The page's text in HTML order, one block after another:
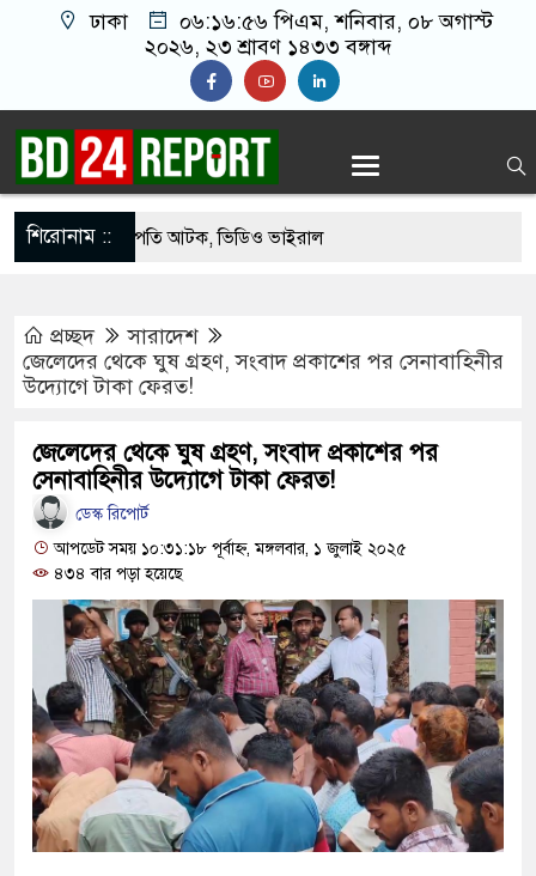
ঢাকা ০৬:১৬:৫৭ পিএম, শনিবার, ০৮ অগাস্ট
২০২৬, ২৩ শ্রাবণ ১৪৩৩ বঙ্গাব্দ
শিরোনাম ::
যুবদল সভাপতি আটক, ভিডিও ভাইরাল
দিলেন জামায়াত বহিষ্কাকৃত গাজী নজরুলের ১২
দায়ী থাকবে জামায়াত-এনসিপি: রাশেদ খাঁন
হারিয়েছে বর্তমান সরকার: নাহিদ ইসলাম
করতে ন্যাটোভুক্ত দেশে হামলা চালাতে পারে রাশিয়া
সার্কিটে আগুনে ঘর পুড়ে ছাই, অক্ষত পবিত্র কোরআন
মাথায় বোতল ছুঁড়লো কে, ভিডিওতে কী আছে?
অভিযোগে জাবি ছাত্রদলের যুগ্ম আহ্বায়ককে কারণ
মব সৃষ্টির সুযোগ নিতে পারে আওয়ামী লীগ:
প্রচ্ছদ
সারাদেশ
জেলেদের থেকে ঘুষ গ্রহণ, সংবাদ প্রকাশের পর সেনাবাহিনীর
উদ্যোগে টাকা ফেরত!
জেলেদের থেকে ঘুষ গ্রহণ, সংবাদ প্রকাশের পর
সেনাবাহিনীর উদ্যোগে টাকা ফেরত!
ডেস্ক রিপোর্ট
আপডেট সময় ১০:৩১:১৮ পূর্বাহ্ন, মঙ্গলবার, ১ জুলাই ২০২৫
৪৩৪ বার পড়া হয়েছে